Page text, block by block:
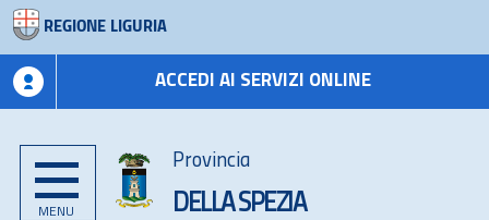
REGIONE LIGURIA
ACCEDI AI SERVIZI ONLINE
MENU
Provincia
DELLA SPEZIA